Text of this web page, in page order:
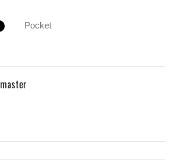
Pocket
master